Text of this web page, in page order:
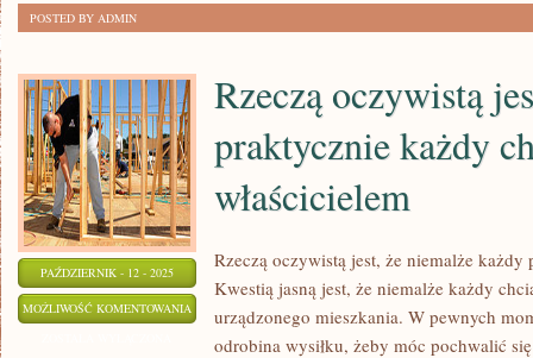
NIE
POSTED BY ADMIN
PAŹDZIERNIK - 12 - 2025
MOŻLIWOŚĆ KOMENTOWANIA
OCZYWISTĄ
Rzeczą oczywistą
praktycznie każdy
właścicielem
Rzeczą oczywistą jest, że niemalże każdy
Kwestią jasną jest, że niemalże każdy
urządzonego mieszkania. W pewnych
odrobina wysiłku, żeby móc pochwalić